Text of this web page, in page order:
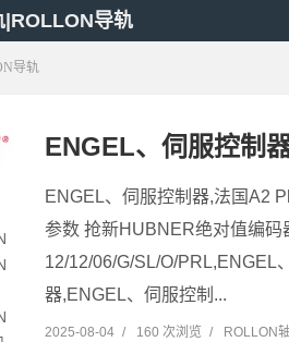
导轨
导轨
ENGEL、伺服控制
ENGEL、伺服控制器,法国A2
参数 抢新HUBNER绝对值编
12/12/06/G/SL/O/PRL,ENGEL
器,ENGEL、伺服控制...
2025-08-04 / 160 次浏览 / ROLLON